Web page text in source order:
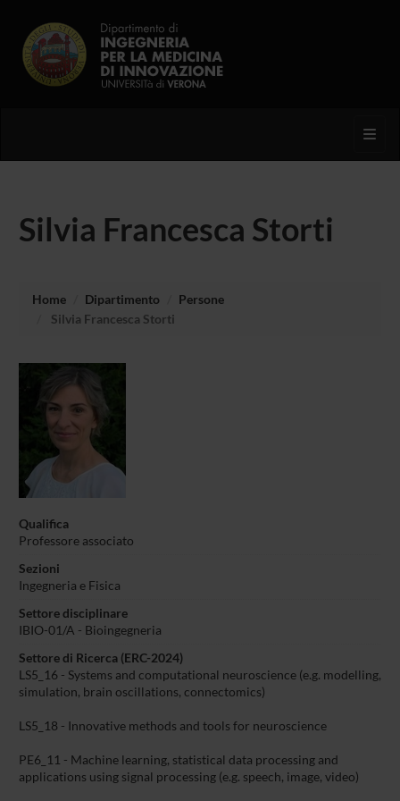
Silvia Francesca Storti
Home Dipartimento
Persone
Silvia Francesca Storti
Qualifica
Professore associato
Sezioni
Ingegneria e Fisica
Settore disciplinare
IBIO-01/A - Bioingegneria
Settore di Ricerca (ERC-2024)
LS5_16 - Systems and computational neuroscience (e.g. modelling,
simulation, brain oscillations, connectomics)
LS5_18 - Innovative methods and tools for neuroscience
PE6_11 - Machine learning, statistical data processing and
applications using signal processing (e.g. speech, image, video)